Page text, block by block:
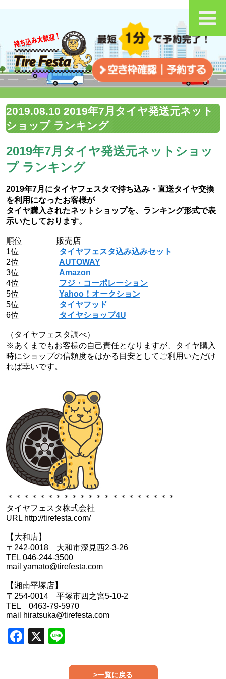
2019.08.10 2019年7月タイヤ発送元ネット
ショップ ランキング
2019年7月タイヤ発送元ネットショッ
プ ランキング
2019年7月にタイヤフェスタで持ち込み・直送タイヤ交換
を利用になったお客様が
タイヤ購入されたネットショップを、ランキング形式で表
示いたしております。
順位 販売店
1位 タイヤフェスタ込み込みセット
2位 AUTOWAY
3位 Amazon
4位 フジ・コーポレーション
5位 Yahoo！オークション
5位 タイヤフッド
6位 タイヤショップ4U
（タイヤフェスタ調べ）
※あくまでもお客様の自己責任となりますが、タイヤ購入
時にショップの信頼度をはかる目安としてご利用いただけ
れば幸いです。
＊＊＊＊＊＊＊＊＊＊＊＊＊＊＊＊＊＊＊＊＊
タイヤフェスタ株式会社
URL http://tirefesta.com/
【大和店】
〒242-0018 大和市深見西2-3-26
TEL 046-244-3500
mail yamato@tirefesta.com
【湘南平塚店】
〒254-0014 平塚市四之宮5-10-2
TEL 0463-79-5970
mail hiratsuka@tirefesta.com
Facebook
X
>一覧に戻る